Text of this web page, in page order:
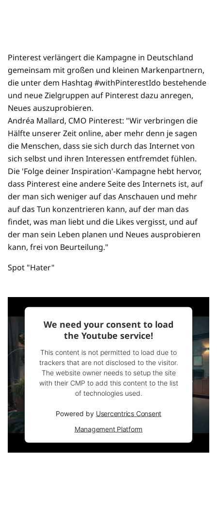
Pinterest verlängert die Kampagne in Deutschland
gemeinsam mit großen und kleinen Markenpartnern,
die unter dem Hashtag #withPinterestIdo bestehende
und neue Zielgruppen auf Pinterest dazu anregen,
Neues auszuprobieren.
Andréa Mallard, CMO Pinterest: "Wir verbringen die
Hälfte unserer Zeit online, aber mehr denn je sagen
die Menschen, dass sie sich durch das Internet von
sich selbst und ihren Interessen entfremdet fühlen.
Die 'Folge deiner Inspiration'-Kampagne hebt hervor,
dass Pinterest eine andere Seite des Internets ist, auf
der man sich weniger auf das Anschauen und mehr
auf das Tun konzentrieren kann, auf der man das
findet, was man liebt und die Likes vergisst, und auf
der man sein Leben planen und Neues ausprobieren
kann, frei von Beurteilung."
Spot "Hater"
We need your consent to load
the Youtube service!
This content is not permitted to load due to
trackers that are not disclosed to the visitor.
The website owner needs to setup the site
with their CMP to add this content to the list
of technologies used.
Powered by Usercentrics Consent
Management Platform